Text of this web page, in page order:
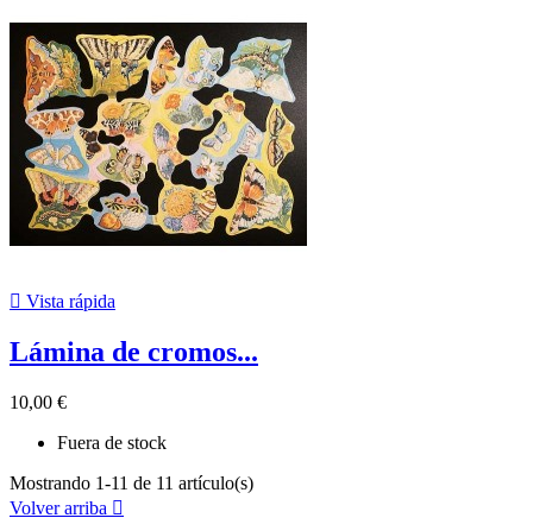
 Vista rápida
Lámina de cromos...
10,00 €
Fuera de stock
Mostrando 1-11 de 11 artículo(s)
Volver arriba 